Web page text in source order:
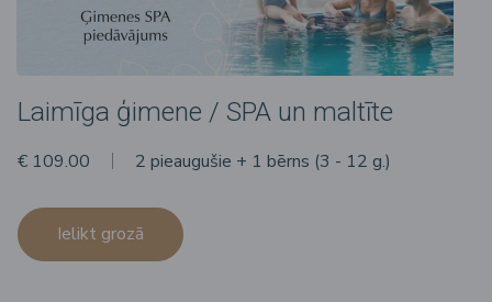
Laimīga ģimene / SPA un maltīte
€ 109.00 2 pieaugušie + 1 bērns (3 - 12 g.)
Ielikt grozā